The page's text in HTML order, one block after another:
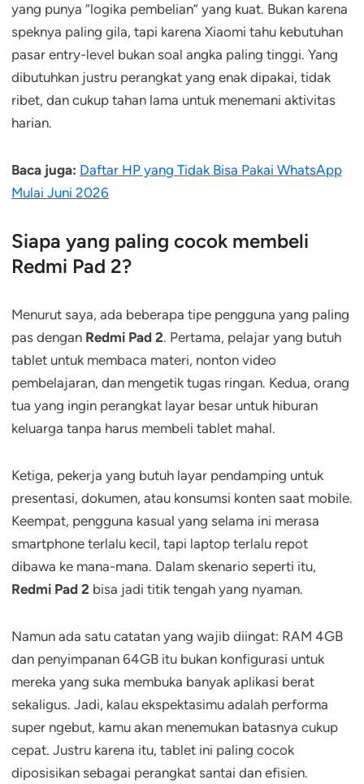
yang punya “logika pembelian” yang kuat. Bukan karena
speknya paling gila, tapi karena Xiaomi tahu kebutuhan
pasar entry-level bukan soal angka paling tinggi. Yang
dibutuhkan justru perangkat yang enak dipakai, tidak
ribet, dan cukup tahan lama untuk menemani aktivitas
harian.
Baca juga: Daftar HP yang Tidak Bisa Pakai WhatsApp
Mulai Juni 2026
Siapa yang paling cocok membeli
Redmi Pad 2?
Menurut saya, ada beberapa tipe pengguna yang paling
pas dengan Redmi Pad 2. Pertama, pelajar yang butuh
tablet untuk membaca materi, nonton video
pembelajaran, dan mengetik tugas ringan. Kedua, orang
tua yang ingin perangkat layar besar untuk hiburan
keluarga tanpa harus membeli tablet mahal.
Ketiga, pekerja yang butuh layar pendamping untuk
presentasi, dokumen, atau konsumsi konten saat mobile.
Keempat, pengguna kasual yang selama ini merasa
smartphone terlalu kecil, tapi laptop terlalu repot
dibawa ke mana-mana. Dalam skenario seperti itu,
Redmi Pad 2 bisa jadi titik tengah yang nyaman.
Namun ada satu catatan yang wajib diingat: RAM 4GB
dan penyimpanan 64GB itu bukan konfigurasi untuk
mereka yang suka membuka banyak aplikasi berat
sekaligus. Jadi, kalau ekspektasimu adalah performa
super ngebut, kamu akan menemukan batasnya cukup
cepat. Justru karena itu, tablet ini paling cocok
diposisikan sebagai perangkat santai dan efisien.